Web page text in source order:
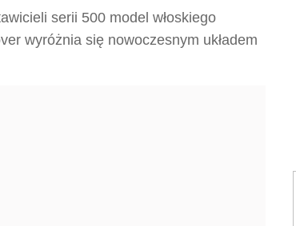
serii 500 model włoskiego
wyróżnia się nowoczesnym układem